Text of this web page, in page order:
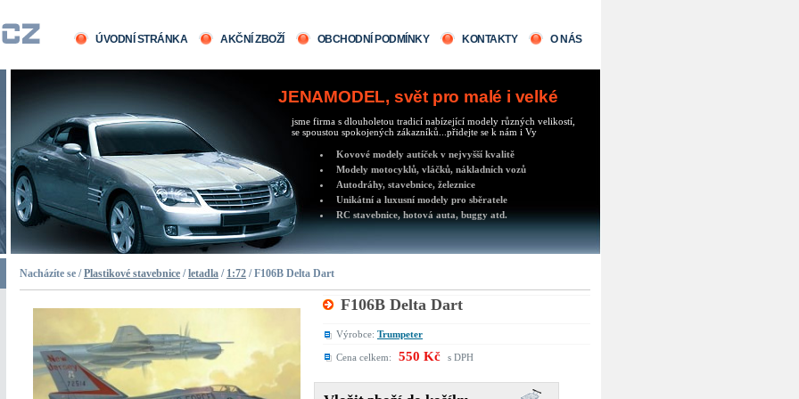
ÚVODNÍ STRÁNKA AKČNÍ ZBOŽÍ OBCHODNÍ PODMÍNKY KONTAKTY O NÁS
JENAMODEL, svět pro malé i velké
jsme firma s dlouholetou tradicí nabízející modely různých velikostí,
se spoustou spokojených zákazníků...přidejte se k nám i Vy
Kovové modely autíček v nejvyšší kvalitě
Modely motocyklů, vláčků, nákladních vozů
Autodráhy, stavebnice, železnice
Unikátní a luxusní modely pro sběratele
RC stavebnice, hotová auta, buggy atd.
Nacházíte se /Plastikové stavebnice /letadla / 1:72 / F106B Delta Dart
F106B Delta Dart
Výrobce: Trumpeter
Cena celkem: 550 Kč s DPH